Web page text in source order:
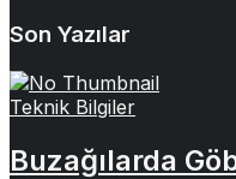
Son Yazılar
Teknik Bilgiler
Buzağılarda